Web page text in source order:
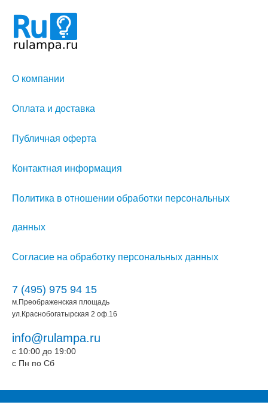
О компании
Оплата и доставка
Публичная оферта
Контактная информация
Политика в отношении обработки персональных
данных
Согласие на обработку персональных данных
7 (495) 975 94 15
м.Преображенская площадь
ул.Краснобогатырская 2 оф.16
info@rulampa.ru
c 10:00 до 19:00
c Пн по Сб